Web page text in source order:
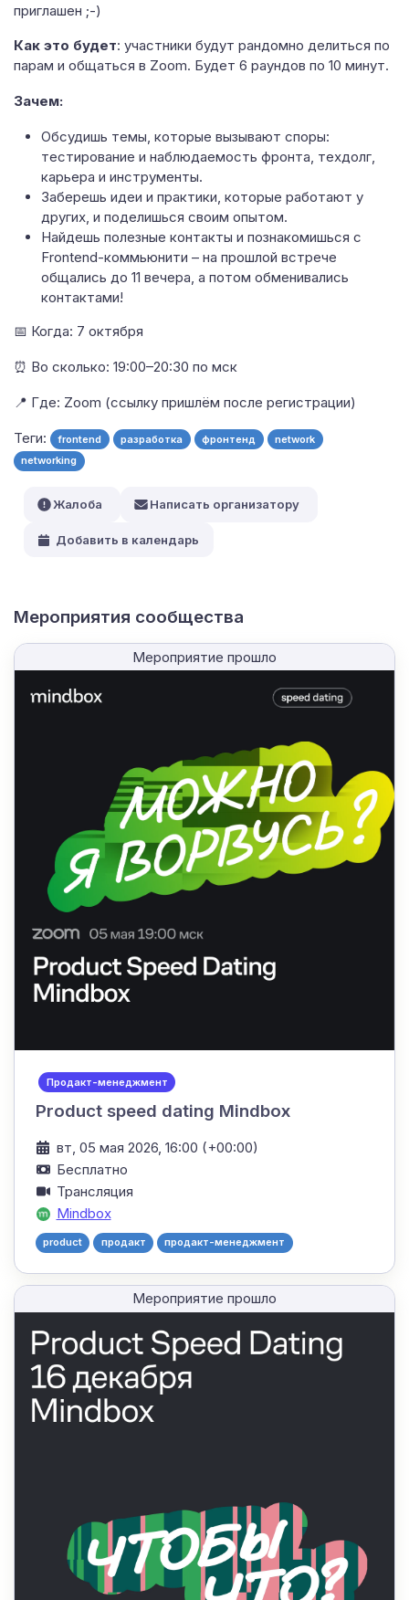
приглашен ;-)
Как это будет: участники будут рандомно делиться по
парам и общаться в Zoom. Будет 6 раундов по 10 минут.
Зачем:
Обсудишь темы, которые вызывают споры:
тестирование и наблюдаемость фронта, техдолг,
карьера и инструменты.
Заберешь идеи и практики, которые работают у
других, и поделишься своим опытом.
Найдешь полезные контакты и познакомишься с
Frontend-коммьюнити – на прошлой встрече
общались до 11 вечера, а потом обменивались
контактами!
📅 Когда: 7 октября
⏰ Во сколько: 19:00–20:30 по мск
📍 Где: Zoom (ссылку пришлём после регистрации)
Теги: frontend разработка фронтенд
network
networking
Жалоба Написать организатору
Добавить в календарь
Мероприятия сообщества
Мероприятие прошло
Продакт-менеджмент
Product speed dating Mindbox
вт, 05 мая 2026, 16:00 (+00:00)
Бесплатно
Трансляция
Mindbox
product продакт продакт-менеджмент
Мероприятие прошло